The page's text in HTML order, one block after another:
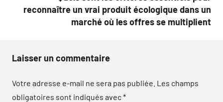
reconnaître un vrai produit écologique dans un
marché où les offres se multiplient
Laisser un commentaire
Votre adresse e-mail ne sera pas publiée. Les champs
obligatoires sont indiqués avec*